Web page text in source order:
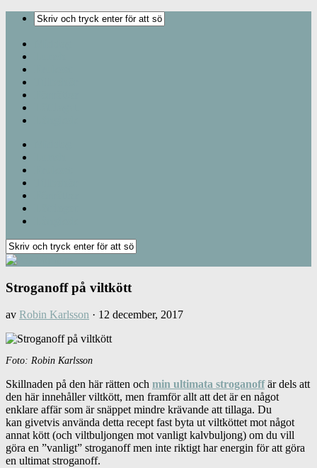
Stroganoff på viltkött
av Robin Karlsson · 12 december, 2017
Foto: Robin Karlsson
Skillnaden på den här rätten och min ultimata stroganoffär dels att
den här innehåller viltkött, men framför allt att det är en något
enklare affär som är snäppet mindre krävande att tillaga. Du
kan givetvis använda detta recept fast byta ut viltköttet mot något
annat kött (och viltbuljongen mot vanligt kalvbuljong) om du vill
göra en ”vanligt” stroganoff men inte riktigt har energin för att göra
en ultimat stroganoff.